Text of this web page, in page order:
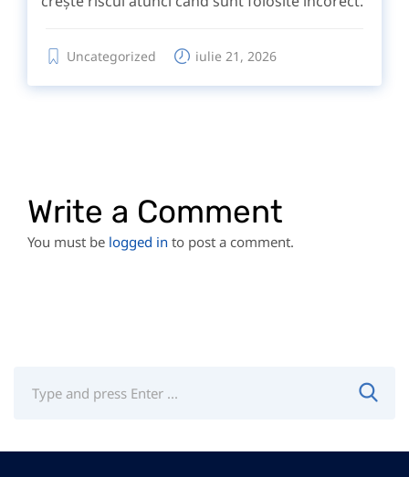
Uncategorized iulie 21, 2026
Write a Comment
You must be logged in to post a comment.